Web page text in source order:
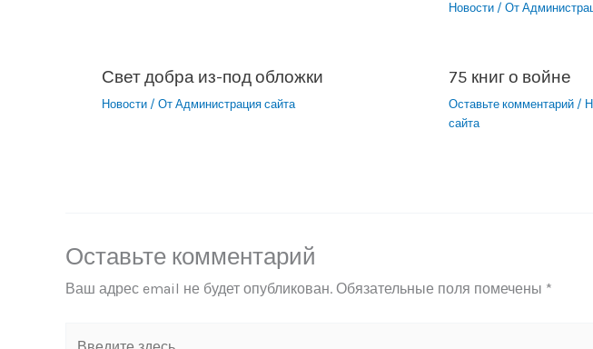
Новости/ От
Свет добра из-под обложки
Новости / От Администрация сайта
75 книг о войне
Оставьте комментарий /
сайта
Оставьте комментарий
Ваш адрес email не будет опубликован. Обязательные поля помечены *